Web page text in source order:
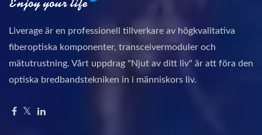
Liverage är en professionell tillverkare av högkvalitativa
fiberoptiska komponenter, transceivermoduler och
mätutrustning. Vårt uppdrag "Njut av ditt liv" är att föra den
optiska bredbandstekniken in i människors liv.